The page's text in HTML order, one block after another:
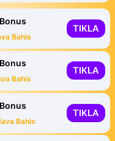
Bahis
TIKLA
Bahis
TIKLA
Bahis
TIKLA